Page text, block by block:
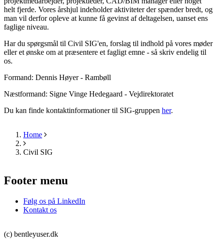
helt fjerde. Vores årshjul indeholder aktiviteter der spænder bredt, og
man vil derfor opleve at kunne få gevinst af deltagelsen, uanset ens
faglige niveau.
Har du spørgsmål til Civil SIG'en, forslag til indhold på vores møder
eller et ønske om at præsentere et fagligt emne - så skriv endelig til
os.
Formand: Dennis Høyer - Rambøll
Næstformand: Signe Vinge Hedegaard - Vejdirektoratet
Du kan finde kontaktinformationer til SIG-gruppen her.
Breadcrumb
Home
Civil SIG
Footer menu
Følg os på LinkedIn
Kontakt os
(c) bentleyuser.dk